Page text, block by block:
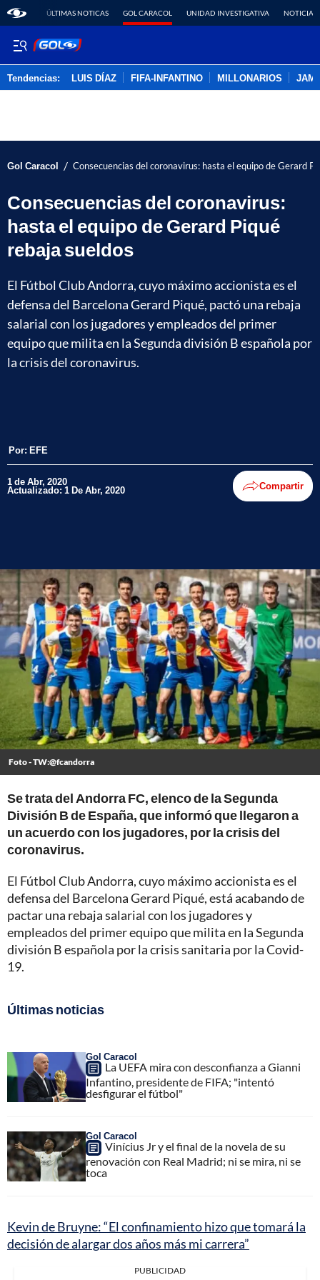
ÚLTIMAS NOTICAS GOL CARACOL UNIDAD INVESTIGATIVA NOTICIAS
Tendencias: LUIS DÍAZ FIFA-INFANTINO MILLONARIOS
Gol Caracol / Consecuencias del coronavirus: hasta el equipo de Gerard
Consecuencias del coronavirus:
hasta el equipo de Gerard Piqué
rebaja sueldos
El Fútbol Club Andorra, cuyo máximo accionista es el
defensa del Barcelona Gerard Piqué, pactó una rebaja
salarial con los jugadores y empleados del primer
equipo que milita en la Segunda división B española por
la crisis del coronavirus.
Por: EFE
1 de Abr, 2020
Actualizado: 1 De Abr, 2020 Compartir
Foto - TW:@fcandorra
Se trata del Andorra FC, elenco de la Segunda
División B de España, que informó que llegaron a
un acuerdo con los jugadores, por la crisis del
coronavirus.
El Fútbol Club Andorra, cuyo máximo accionista es el
defensa del Barcelona Gerard Piqué, está acabando de
pactar una rebaja salarial con los jugadores y
empleados del primer equipo que milita en la Segunda
división B española por la crisis sanitaria por la Covid-
19.
Últimas noticias
Gol Caracol
La UEFA mira con desconfianza a Gianni
Infantino, presidente de FIFA; "intentó
desfigurar el fútbol"
Gol Caracol
Vinícius Jr y el final de la novela de su
renovación con Real Madrid; ni se mira, ni se
toca
Kevin de Bruyne: “El confinamiento hizo que tomará la
decisión de alargar dos años más mi carrera”
PUBLICIDAD